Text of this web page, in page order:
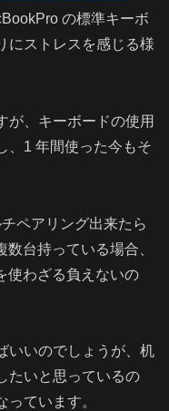
の標準キーボ
にストレスを感じる様
が、キーボードの使用
、1 年間使った今もそ
ペアリング出来たら
台持っている場合、
使わざる負えないの
いいのでしょうが、机
たいと思っているの
ています。